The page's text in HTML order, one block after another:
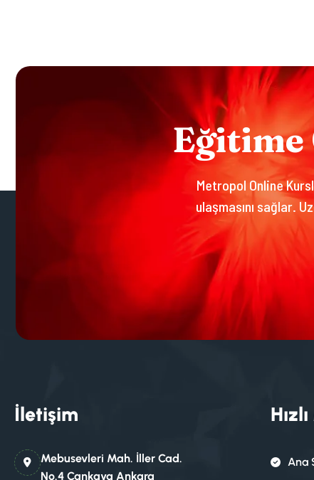
EĞITIME
Metropol Online
ulaşmasını sağlar.
İletişim
Mebusevleri Mah. İller Cad.
No.4 Çankaya Ankara
Ana